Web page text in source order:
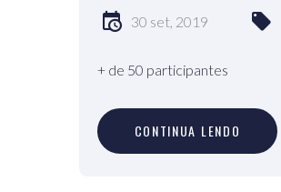
30 set, 2019
+ de 50 participantes
CONTINUA LENDO